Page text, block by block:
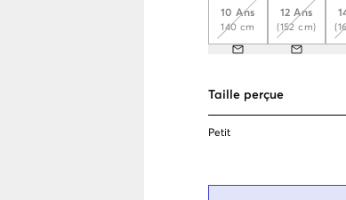
10 Ans
140 cm
12 Ans
(152 cm)
Taille perçue
Petit